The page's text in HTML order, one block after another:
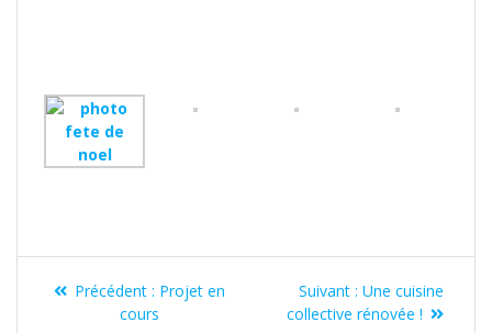
Précédent : Projet en
cours
Suivant : Une cuisine
collective rénovée !